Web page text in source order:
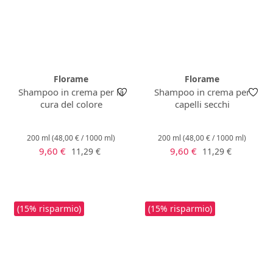
Florame
Shampoo in crema per la
cura del colore
200 ml (48,00 € / 1000 ml)
Prezzo di vendita:
9,60 € Prezzo normale:
11,29 €
Florame
Shampoo in crema per
capelli secchi
200 ml (48,00 € / 1000 ml)
Prezzo di vendita:
9,60 € Prezzo normale:
11,29 €
(15% risparmio) (15% risparmio)